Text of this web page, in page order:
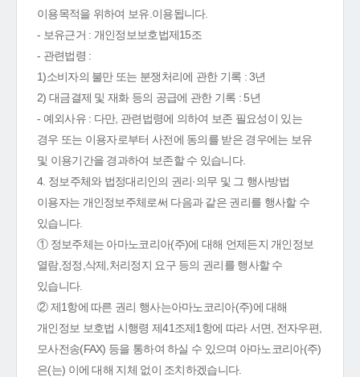
이용목적을 위하여 보유.이용됩니다.
- 보유근거 : 개인정보보호법제15조
- 관련법령 :
1)소비자의 불만 또는 분쟁처리에 관한 기록 : 3년
2) 대금결제 및 재화 등의 공급에 관한 기록 : 5년
- 예외사유 : 다만, 관련법령에 의하여 보존 필요성이 있는
경우 또는 이용자로부터 사전에 동의를 받은 경우에는 보유
및 이용기간을 경과하여 보존할 수 있습니다.
4. 정보주체와 법정대리인의 권리·의무 및 그 행사방법
이용자는 개인정보주체로써 다음과 같은 권리를 행사할 수
있습니다.
① 정보주체는 아마노코리아(주)에 대해 언제든지 개인정보
열람,정정,삭제,처리정지 요구 등의 권리를 행사할 수
있습니다.
② 제1항에 따른 권리 행사는아마노코리아(주)에 대해
개인정보 보호법 시행령 제41조제1항에 따라 서면, 전자우편,
모사전송(FAX) 등을 통하여 하실 수 있으며 아마노코리아(주)
은(는) 이에 대해 지체 없이 조치하겠습니다.